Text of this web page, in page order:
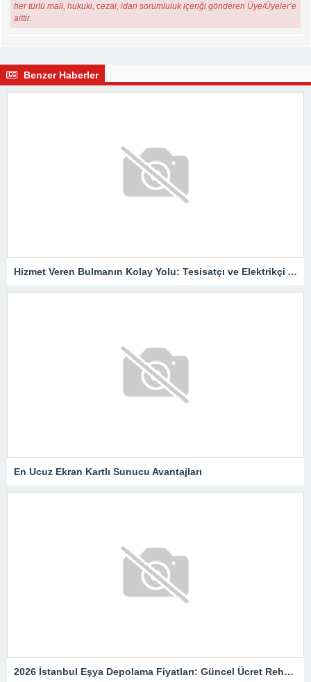
her türlü mali, hukuki, cezai, idari sorumluluk içeriği gönderen Üye/Üyeler’e
aittir.
Benzer Haberler
Hizmet Veren Bulmanın Kolay Yolu: Tesisatçı ve Elektrikçi Ararken Nelere Dikkat Edilmeli?
En Ucuz Ekran Kartlı Sunucu Avantajları
2026 İstanbul Eşya Depolama Fiyatları: Güncel Ücret Rehberi